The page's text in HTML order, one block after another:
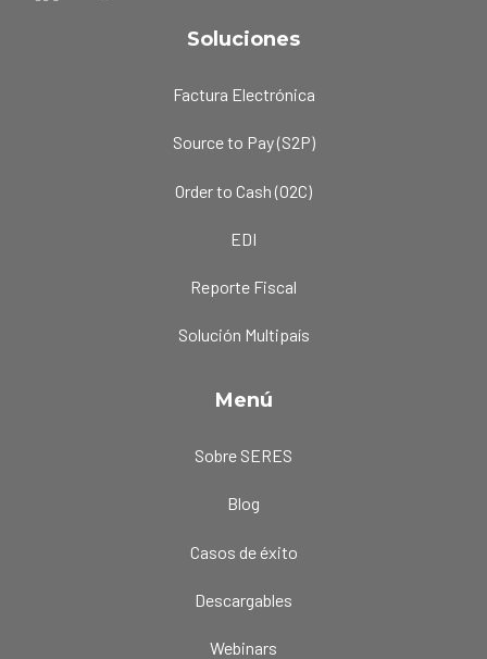
Soluciones
Factura Electrónica
Source to Pay (S2P)
Order to Cash (O2C)
EDI
Reporte Fiscal
Solución Multipaís
Menú
Sobre SERES
Blog
Casos de éxito
Descargables
Webinars